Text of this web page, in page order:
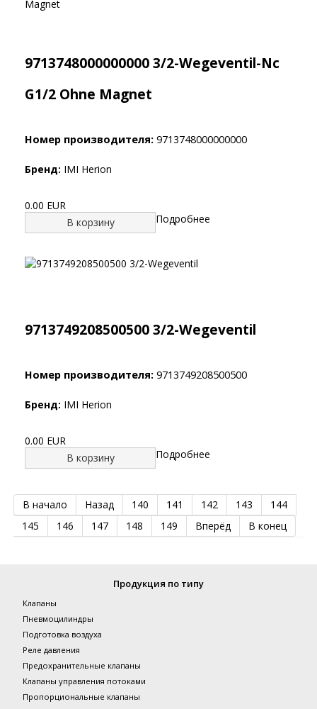
9713748000000000 3/2-Wegeventil-Nc
G1/2 Ohne Magnet
Номер производителя:9713748000000000
Бренд: IMI Herion
0.00 EUR
В корзину
Подробнее
9713749208500500 3/2-Wegeventil
Номер производителя:9713749208500500
Бренд: IMI Herion
0.00 EUR
В корзину
Подробнее
В начало Назад 140 141 142 143
144
145
146 147 148 149 Вперёд В конец
Продукция по типу
Клапаны
Пневмоцилиндры
Подготовка воздуха
Реле давления
Предохранительные клапаны
Клапаны управления потоками
Пропорциональные клапаны